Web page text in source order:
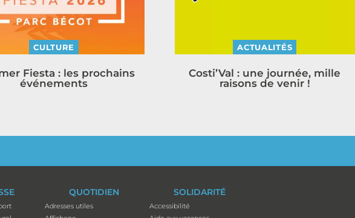
CULTURE
Fiesta : les prochains
événements
ACTUALITÉS
Costi’Val : une journée, mille
raisons de venir !
QUOTIDIEN
Adresses utiles
SOLIDARITÉ
Accessibilité